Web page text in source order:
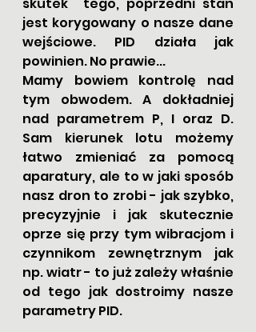
jest korygowany o nasze dane
wejściowe. PID działa jak
powinien. No prawie...
Mamy bowiem kontrolę nad
tym obwodem. A dokładniej
nad parametrem P, I oraz D.
Sam kierunek lotu możemy
łatwo zmieniać za pomocą
aparatury, ale to w jaki sposób
nasz dron to zrobi - jak szybko,
precyzyjnie i jak skutecznie
oprze się przy tym wibracjom i
czynnikom zewnętrznym jak
np. wiatr - to już zależy właśnie
od tego jak dostroimy nasze
parametry PID.